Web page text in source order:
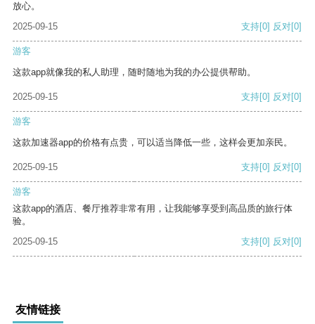
放心。
2025-09-15
支持[0] 反对[0]
游客
这款app就像我的私人助理，随时随地为我的办公提供帮助。
2025-09-15 支持[0] 反对[0]
游客
这款加速器app的价格有点贵，可以适当降低一些，这样会更加亲民。
2025-09-15 支持[0] 反对[0]
游客
这款app的酒店、餐厅推荐非常有用，让我能够享受到高品质的旅行体
验。
2025-09-15
支持[0] 反对[0]
友情链接